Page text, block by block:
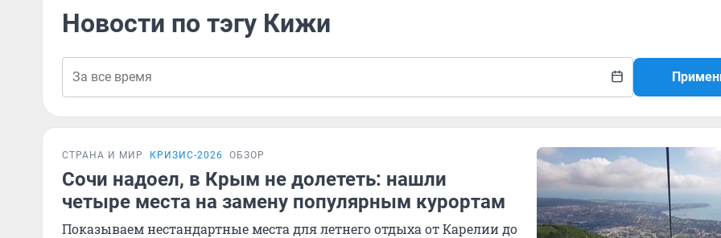
Новости по тэгу Кижи
СТРАНА И МИР КРИЗИС-2026 ОБЗОР
Сочи надоел, в Крым не долететь: нашли
четыре места на замену популярным курортам
Показываем нестандартные места для летнего отдыха от Карелии до